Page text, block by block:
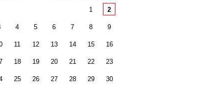
1 2
4 5 6 7 8 9
11 12 13 14 15 16
18 19 20 21 22 23
25 26 27 28 29 30